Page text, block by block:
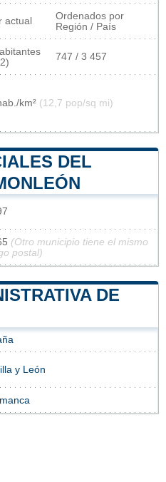
actual
Ordenados por
Región / País
747 / 3 457
km² (12,7 pop/sq mi)
DEL
(Otro municipio tiene el mismo
postal)
DE
y León